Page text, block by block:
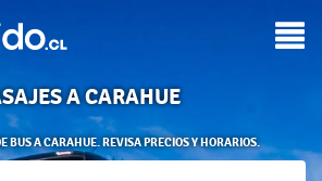
A CARAHUE
BUS A CARAHUE. REVISA PRECIOS Y HORARIOS.